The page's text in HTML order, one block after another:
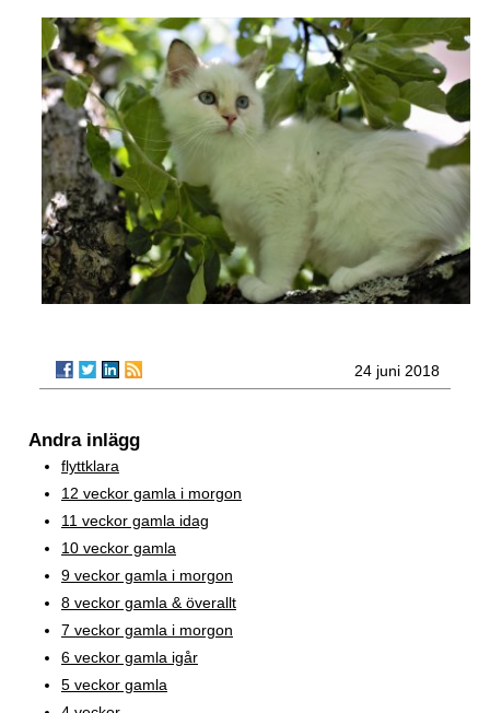
24 juni 2018
Andra inlägg
flyttklara
12 veckor gamla i morgon
11 veckor gamla idag
10 veckor gamla
9 veckor gamla i morgon
8 veckor gamla & överallt
7 veckor gamla i morgon
6 veckor gamla igår
5 veckor gamla